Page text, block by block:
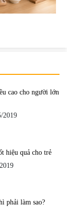
cao cho người lớn
2019
hiệu quả cho trẻ
phải làm sao?